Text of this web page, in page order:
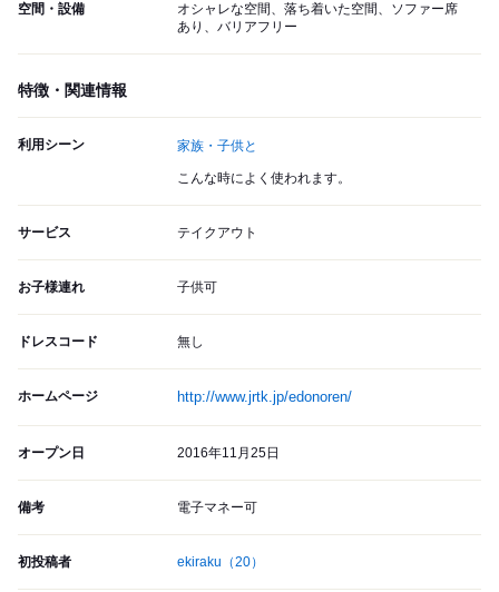
空間・設備
オシャレな空間、落ち着いた空間、ソファー席
あり、バリアフリー
特徴・関連情報
利用シーン 家族・子供と
こんな時によく使われます。
サービス テイクアウト
お子様連れ 子供可
ドレスコード 無し
ホームページ http://www.jrtk.jp/edonoren/
オープン日 2016年11月25日
備考 電子マネー可
初投稿者 ekiraku （20）